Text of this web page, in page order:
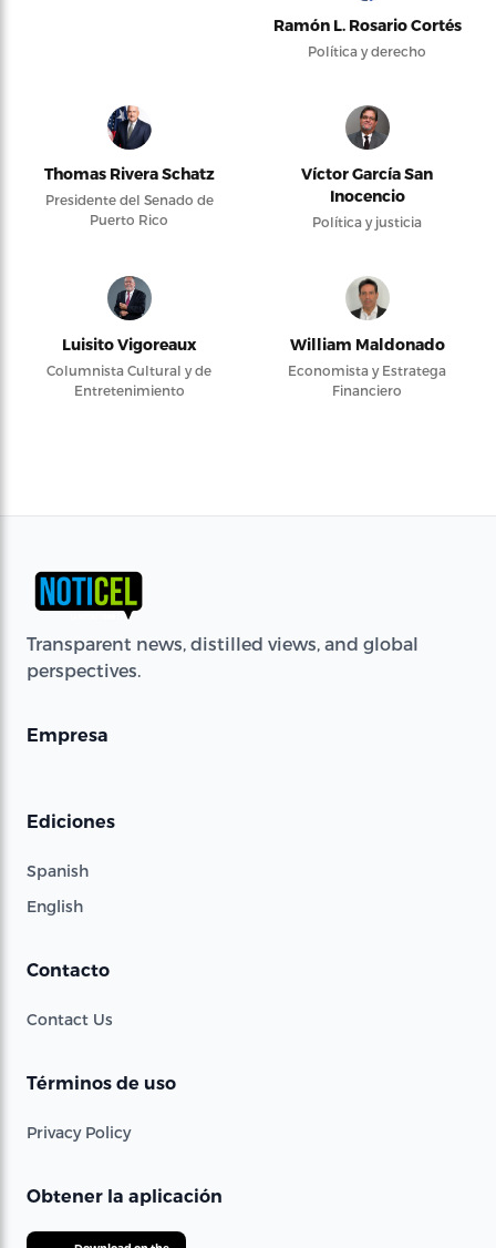
Ramón L. Rosario Cortés
Política y derecho
Thomas Rivera Schatz
Presidente del Senado de
Puerto Rico
Víctor García San
Inocencio
Política y justicia
Luisito Vigoreaux
Columnista Cultural y de
Entretenimiento
William Maldonado
Economista y Estratega
Financiero
Transparent news, distilled views, and global
perspectives.
Empresa
Ediciones
Spanish
English
Contacto
Contact Us
Términos de uso
Privacy Policy
Obtener la aplicación